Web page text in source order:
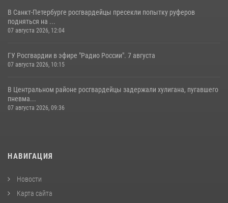
В Санкт-Петербурге росгвардейцы пресекли попытку руферов
подняться на ...
07 августа 2026, 12:04
ГУ Росгвардии в эфире "Радио России". 7 августа
07 августа 2026, 10:15
В Центральном районе росгвардейцы задержали хулигана, пугавшего
пневма...
07 августа 2026, 09:36
НАВИГАЦИЯ
Новости
Карта сайта